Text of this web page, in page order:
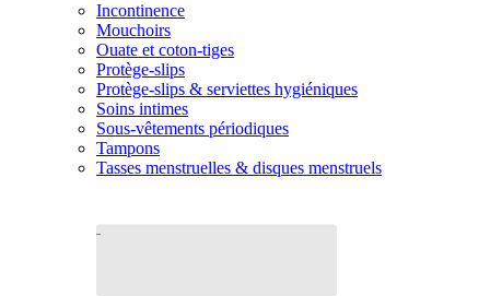
Incontinence
Mouchoirs
Ouate et coton-tiges
Protège-slips
Protège-slips & serviettes hygiéniques
Soins intimes
Sous-vêtements périodiques
Tampons
Tasses menstruelles & disques menstruels